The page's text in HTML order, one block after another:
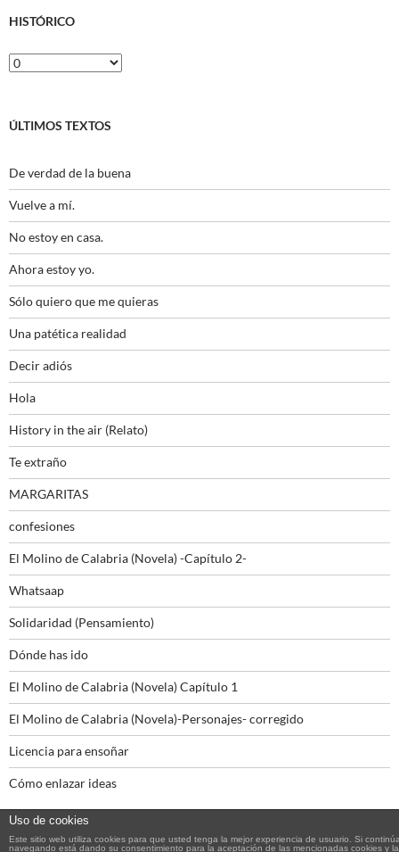
HISTÓRICO
Histórico
ÚLTIMOS TEXTOS
De verdad de la buena
Vuelve a mí.
No estoy en casa.
Ahora estoy yo.
Sólo quiero que me quieras
Una patética realidad
Decir adiós
Hola
History in the air (Relato)
Te extraño
MARGARITAS
confesiones
El Molino de Calabria (Novela) -Capítulo 2-
Whatsaap
Solidaridad (Pensamiento)
Dónde has ido
El Molino de Calabria (Novela) Capítulo 1
El Molino de Calabria (Novela)-Personajes- corregido
Licencia para ensoñar
Cómo enlazar ideas
Uso de cookies
Este sitio web utiliza cookies para que usted tenga la mejor experiencia de usuario. Si
navegando está dando su consentimiento para la aceptación de las mencionadas cookies y la